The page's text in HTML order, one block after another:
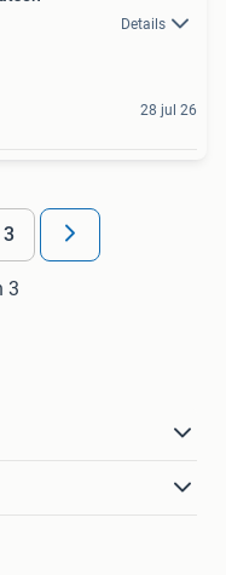
Details
28 jul 26
3
3